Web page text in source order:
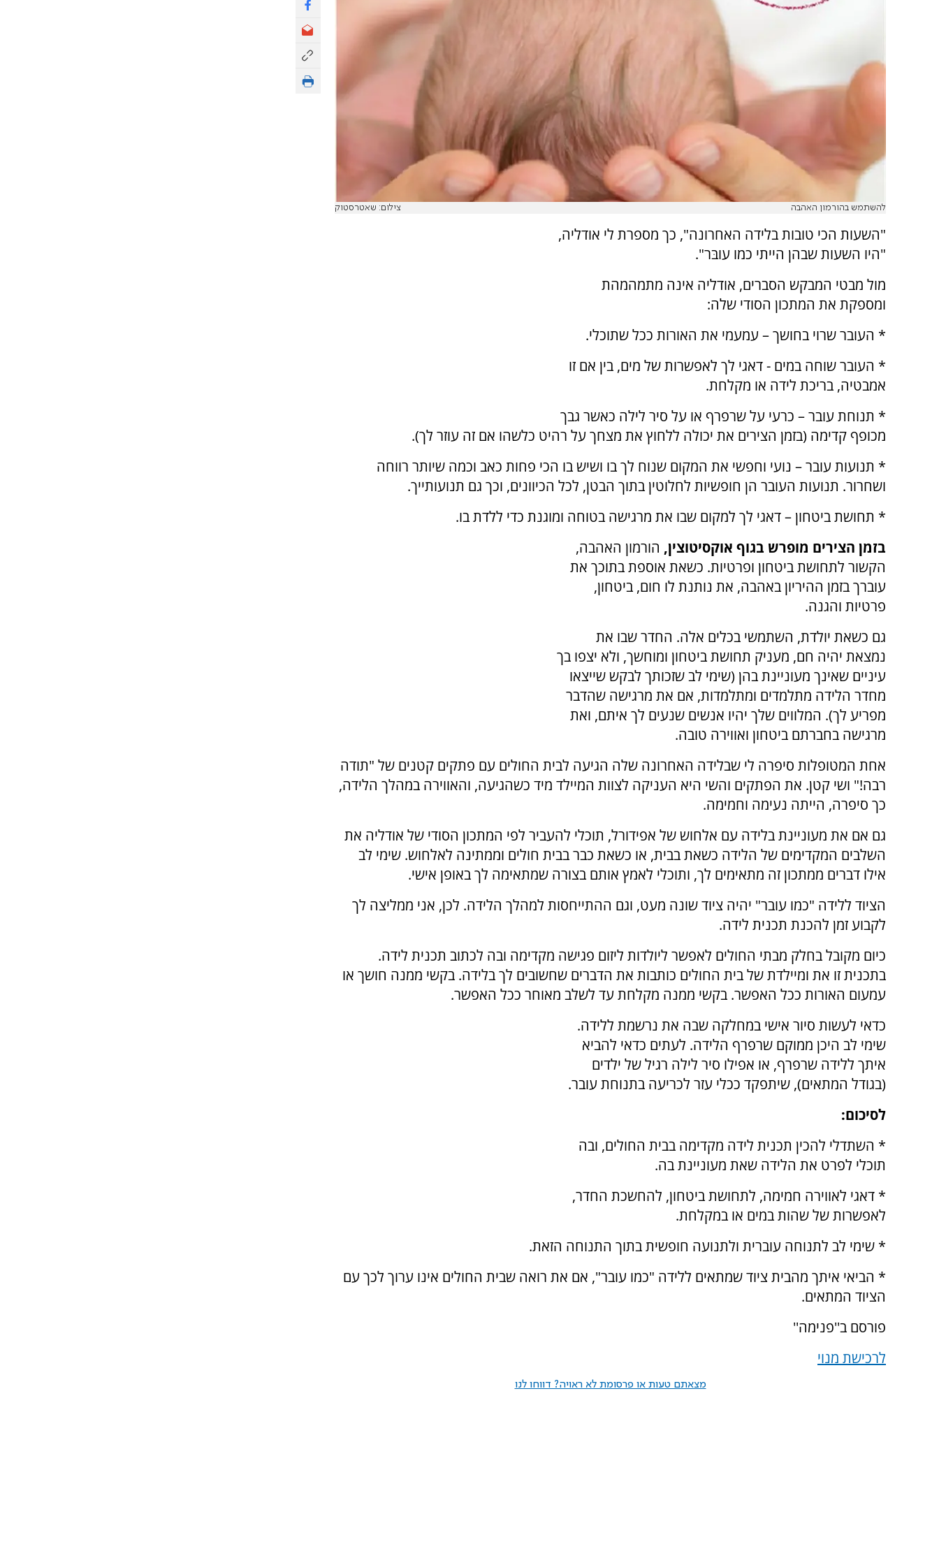
להשתמש בהורמון האהבה צילום: שאטרסטוק
"השעות הכי טובות בלידה האחרונה", כך מספרת לי אודליה,
"היו השעות שבהן הייתי כמו עובּר".
מול מבטי המבקש הסברים, אודליה אינה מתמהמהת
ומספקת את המתכון הסודי שלה:
* העובר שרוי בחושך – עמעמי את האורות ככל שתוכלי.
* העובר שוחה במים - דאגי לך לאפשרות של מים, בין אם זו
אמבטיה, בריכת לידה או מקלחת.
* תנוחת עובר – כרעי על שרפרף או על סיר לילה כאשר גבך
מכופף קדימה (בזמן הצירים את יכולה ללחוץ את מצחך על רהיט כלשהו אם זה עוזר לך).
* תנועות עובר – נועי וחפשי את המקום שנוח לך בו ושיש בו הכי פחות כאב וכמה שיותר רווחה
ושחרור. תנועות העובר הן חופשיות לחלוטין בתוך הבטן, לכל הכיוונים, וכך גם תנועותייך.
* תחושת ביטחון – דאגי לך למקום שבו את מרגישה בטוחה ומוגנת כדי ללדת בו.
בזמן הצירים מופרש בגוף אוקסיטוצין, הורמון האהבה,
הקשור לתחושת ביטחון ופרטיות. כשאת אוספת בתוכך את
עוברך בזמן ההיריון באהבה, את נותנת לו חום, ביטחון,
פרטיות והגנה.
גם כשאת יולדת, השתמשי בכלים אלה. החדר שבו את
נמצאת יהיה חם, מעניק תחושת ביטחון ומוחשך, ולא יצפו בך
עיניים שאינך מעוניינת בהן (שימי לב שזכותך לבקש שייצאו
מחדר הלידה מתלמדים ומתלמדות, אם את מרגישה שהדבר
מפריע לך). המלווים שלך יהיו אנשים שנעים לך איתם, ואת
מרגישה בחברתם ביטחון ואווירה טובה.
אחת המטופלות סיפרה לי שבלידה האחרונה שלה הגיעה לבית החולים עם פתקים קטנים של "תודה
רבה!" ושי קטן. את הפתקים והשי היא העניקה לצוות המיילד מיד כשהגיעה, והאווירה במהלך הלידה,
כך סיפרה, הייתה נעימה וחמימה.
גם אם את מעוניינת בלידה עם אלחוש של אפידורל, תוכלי להעביר לפי המתכון הסודי של אודליה את
השלבים המקדימים של הלידה כשאת בבית, או כשאת כבר בבית חולים וממתינה לאלחוש. שימי לב
אילו דברים ממתכון זה מתאימים לך, ותוכלי לאמץ אותם בצורה שמתאימה לך באופן אישי.
הציוד ללידה "כמו עובר" יהיה ציוד שונה מעט, וגם ההתייחסות למהלך הלידה. לכן, אני ממליצה לך
לקבוע זמן להכנת תכנית לידה.
כיום מקובל בחלק מבתי החולים לאפשר ליולדות ליזום פגישה מקדימה ובה לכתוב תכנית לידה.
בתכנית זו את ומיילדת של בית החולים כותבות את הדברים שחשובים לך בלידה. בקשי ממנה חושך או
עמעום האורות ככל האפשר. בקשי ממנה מקלחת עד לשלב מאוחר ככל האפשר.
כדאי לעשות סיור אישי במחלקה שבה את נרשמת ללידה.
שימי לב היכן ממוקם שרפרף הלידה. לעתים כדאי להביא
איתך ללידה שרפרף, או אפילו סיר לילה רגיל של ילדים
(בגודל המתאים), שיתפקד ככלי עזר לכריעה בתנוחת עובר.
לסיכום:
* השתדלי להכין תכנית לידה מקדימה בבית החולים, ובה
תוכלי לפרט את הלידה שאת מעוניינת בה.
* דאגי לאווירה חמימה, לתחושת ביטחון, להחשכת החדר,
לאפשרות של שהות במים או במקלחת.
* שימי לב לתנוחה עוברית ולתנועה חופשית בתוך התנוחה הזאת.
* הביאי איתך מהבית ציוד שמתאים ללידה "כמו עובר", אם את רואה שבית החולים אינו ערוך לכך עם
הציוד המתאים.
פורסם ב''פנימה''
לרכישת מנוי
מצאתם טעות או פרסומת לא ראויה? דווחו לנו